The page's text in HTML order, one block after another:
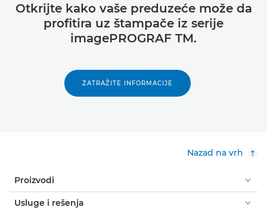
Otkrijte kako vaše preduzeće može da
profitira uz štampače iz serije
imagePROGRAF TM.
ZATRAŽITE INFORMACIJE
Nazad na vrh
Proizvodi
Usluge i rešenja